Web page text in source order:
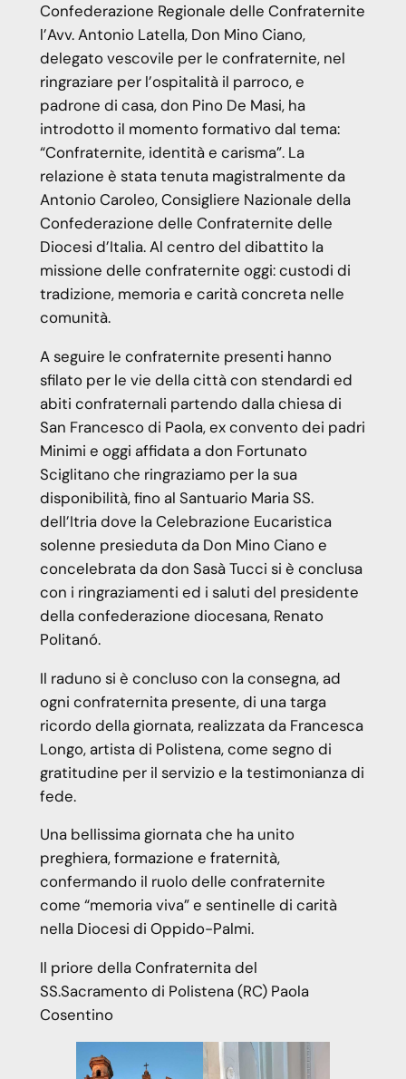
Confederazione Regionale delle Confraternite
l’Avv. Antonio Latella, Don Mino Ciano,
delegato vescovile per le confraternite, nel
ringraziare per l’ospitalità il parroco, e
padrone di casa, don Pino De Masi, ha
introdotto il momento formativo dal tema:
“Confraternite, identità e carisma”. La
relazione è stata tenuta magistralmente da
Antonio Caroleo, Consigliere Nazionale della
Confederazione delle Confraternite delle
Diocesi d’Italia. Al centro del dibattito la
missione delle confraternite oggi: custodi di
tradizione, memoria e carità concreta nelle
comunità.
A seguire le confraternite presenti hanno
sfilato per le vie della città con stendardi ed
abiti confraternali partendo dalla chiesa di
San Francesco di Paola, ex convento dei padri
Minimi e oggi affidata a don Fortunato
Sciglitano che ringraziamo per la sua
disponibilità, fino al Santuario Maria SS.
dell’Itria dove la Celebrazione Eucaristica
solenne presieduta da Don Mino Ciano e
concelebrata da don Sasà Tucci si è conclusa
con i ringraziamenti ed i saluti del presidente
della confederazione diocesana, Renato
Politanó.
Il raduno si è concluso con la consegna, ad
ogni confraternita presente, di una targa
ricordo della giornata, realizzata da Francesca
Longo, artista di Polistena, come segno di
gratitudine per il servizio e la testimonianza di
fede.
Una bellissima giornata che ha unito
preghiera, formazione e fraternità,
confermando il ruolo delle confraternite
come “memoria viva” e sentinelle di carità
nella Diocesi di Oppido-Palmi.
Il priore della Confraternita del
SS.Sacramento di Polistena (RC) Paola
Cosentino